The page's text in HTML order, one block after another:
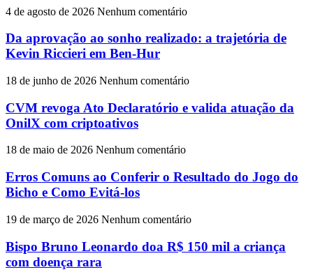
4 de agosto de 2026 Nenhum comentário
Da aprovação ao sonho realizado: a trajetória de
Kevin Riccieri em Ben-Hur
18 de junho de 2026 Nenhum comentário
CVM revoga Ato Declaratório e valida atuação da
OnilX com criptoativos
18 de maio de 2026 Nenhum comentário
Erros Comuns ao Conferir o Resultado do Jogo do
Bicho e Como Evitá-los
19 de março de 2026 Nenhum comentário
Bispo Bruno Leonardo doa R$ 150 mil a criança
com doença rara